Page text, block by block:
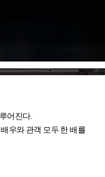
어진다.
우와 관객 모두 한 배를